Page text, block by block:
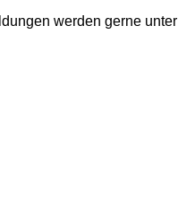
werden gerne unter